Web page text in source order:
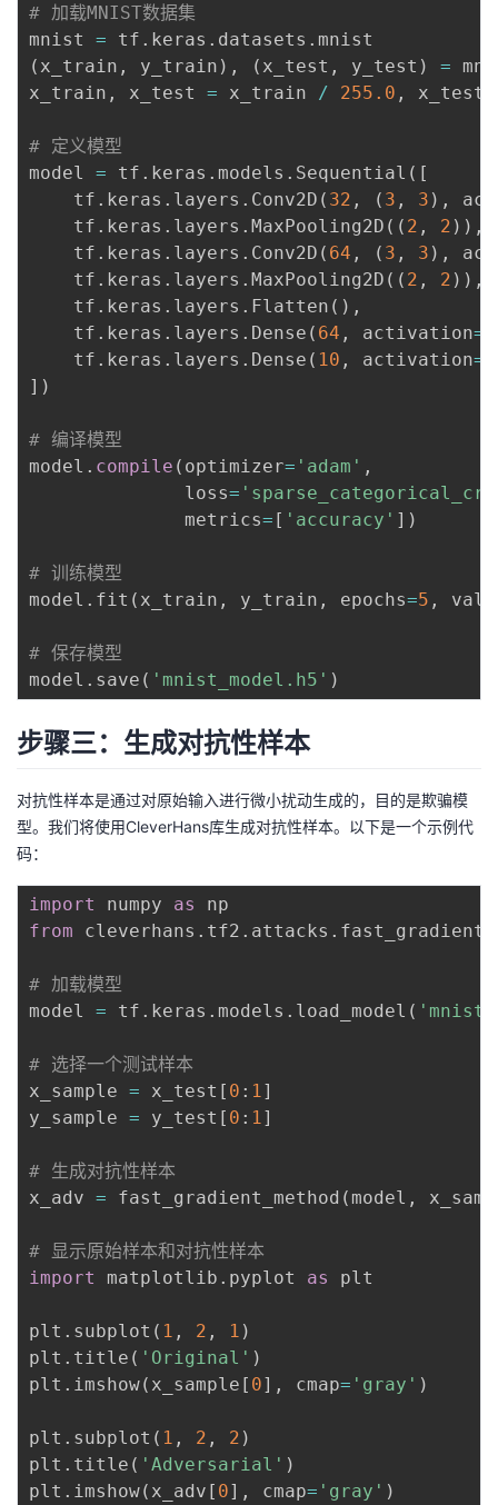
注
开
发
者
程
认
的
验
我
收
的
Programs
我
的
支
支
声
议
# 加载MNIST数据集
mnist = tf . keras . datasets .
( x_train , y_train ) , ( x_test , y_test ) =
x_train , x_test = x_train / 255.0 , x_test
# 定义模型
model = tf . keras . models . Sequential ( [
    tf
. keras . layers . Conv2D ( 32 , ( 3 , 3 ) ,
    tf
. keras . layers . MaxPooling2D ( ( 2 , 2 ) ) ,
    tf
. keras . layers . Conv2D ( 64 , ( 3 , 3 ) ,
    tf
. keras . layers . MaxPooling2D ( ( 2 , 2 ) ) ,
    tf
. keras . layers . Flatten ( ) ,
    tf
. keras . layers . Dense ( 64 , activation=
    tf
. keras . layers . Dense ( 10 , activation=
] )
# 编译模型
model . compile ( optimizer= 'adam' ,
              loss
=
              metrics
= [ 'accuracy' ] )
# 训练模型
model . fit ( x_train , y_train , epochs=5 ,
# 保存模型
model . save ( 'mnist_model.h5' )
步骤三：生成对抗性样本
对抗性样本是通过对原始输入进行微小扰动生成的，目的是欺骗模
型。我们将使用CleverHans库生成对抗性样本。以下是一个示例代
码：
import numpy as
from cleverhans . tf2 . attacks .
# 加载模型
model = tf . keras . models . load_model (
# 选择一个测试样本
x_sample = x_test [ 0 : 1]
y_sample = y_test [ 0 : 1]
# 生成对抗性样本
x_adv = fast_gradient_method ( model ,
# 显示原始样本和对抗性样本
import
matplotlib . pyplot as plt
plt . subplot ( 1 , 2 , 1 )
plt . title ( 'Original' )
plt . imshow( x_sample [ 0] , cmap= 'gray' )
plt . subplot ( 1 , 2 , 2 )
plt . title ( 'Adversarial' )
plt . imshow( x_adv [ 0] , cmap= 'gray' )